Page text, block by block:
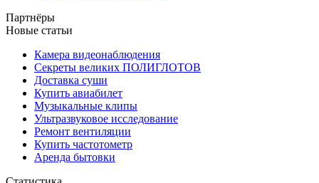
Партнёры
Новые статьи
Камера видеонаблюдения
Секреты великих ПОЛИГЛОТОВ
Доставка суши
Купить авиабилет
Музыкальные клипы
Ультразвуковое исследование
Ремонт вентиляции
Купить частотометр
Аренда бытовки